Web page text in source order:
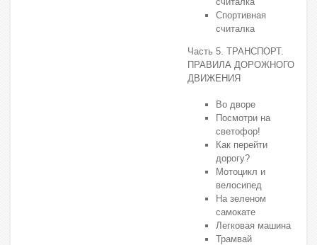
Спортивная
считалка
Часть 5. ТРАНСПОРТ.
ПРАВИЛА ДОРОЖНОГО
ДВИЖЕНИЯ
Во дворе
Посмотри на
светофор!
Как перейти
дорогу?
Мотоцикл и
велосипед
На зеленом
самокате
Легковая машина
Трамвай